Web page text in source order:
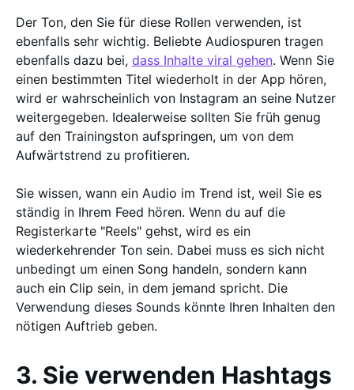
Der Ton, den Sie für diese Rollen verwenden, ist
ebenfalls sehr wichtig. Beliebte Audiospuren tragen
ebenfalls dazu bei, dass Inhalte viral gehen. Wenn Sie
einen bestimmten Titel wiederholt in der App hören,
wird er wahrscheinlich von Instagram an seine Nutzer
weitergegeben. Idealerweise sollten Sie früh genug
auf den Trainingston aufspringen, um von dem
Aufwärtstrend zu profitieren.
Sie wissen, wann ein Audio im Trend ist, weil Sie es
ständig in Ihrem Feed hören. Wenn du auf die
Registerkarte "Reels" gehst, wird es ein
wiederkehrender Ton sein. Dabei muss es sich nicht
unbedingt um einen Song handeln, sondern kann
auch ein Clip sein, in dem jemand spricht. Die
Verwendung dieses Sounds könnte Ihren Inhalten den
nötigen Auftrieb geben.
3. Sie verwenden Hashtags